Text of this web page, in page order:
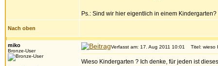
Ps.: Sind wir hier eigentlich in einem Kindergarten?
Nach oben
miko
Bronze-User
Verfasst am: 17. Aug 2011 10:01 Titel: wieso
Wieso Kindergarten ? Ich denke, für jeden ist